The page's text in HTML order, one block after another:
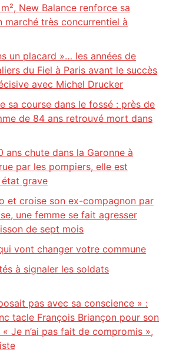
New Balance renforce sa
marché très concurrentiel à
un placard »… les années de
du Fiel à Paris avant le succès
avec Michel Drucker
sa course dans le fossé : près de
de 84 ans retrouvé mort dans
ans chute dans la Garonne à
par les pompiers, elle est
état grave
et croise son ex-compagnon par
une femme se fait agresser
de sept mois
vont changer votre commune
à signaler les soldats
pas avec sa conscience » :
tacle François Briançon pour son
Je n’ai pas fait de compromis »,